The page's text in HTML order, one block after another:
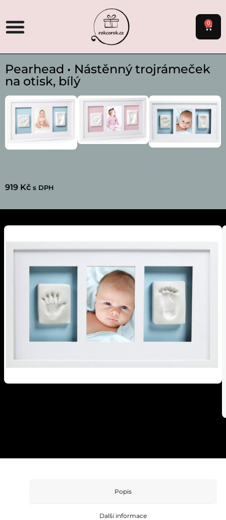
0
Pearhead • Nástěnný trojrámeček
na otisk, bílý
919 Kč s DPH
Popis
Další informace